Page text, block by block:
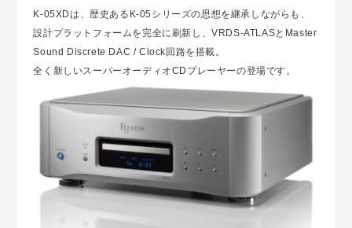
K-05XDは、歴史あるK-05シリーズの思想を継承しながらも、
設計プラットフォームを完全に刷新し、VRDS-ATLASとMaster
Sound Discrete DAC / Clock回路を搭載。
全く新しいスーパーオーディオCDプレーヤーの登場です。